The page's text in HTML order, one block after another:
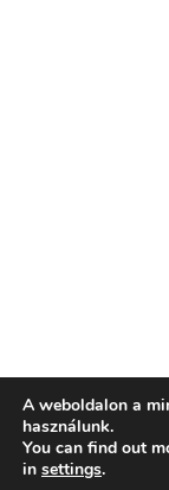
A weboldalon a
használunk.
You can find out
in settings.